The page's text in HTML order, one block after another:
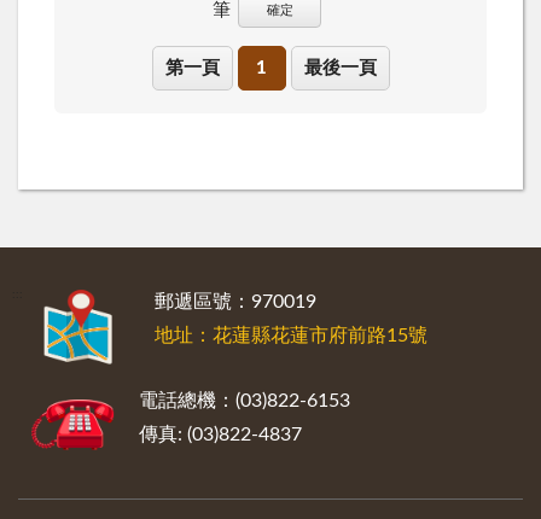
筆 確定
第一頁 1 最後一頁
郵遞區號：970019
地址：花蓮縣花蓮市府前路15號
電話總機：(03)822-6153
傳真: (03)822-4837